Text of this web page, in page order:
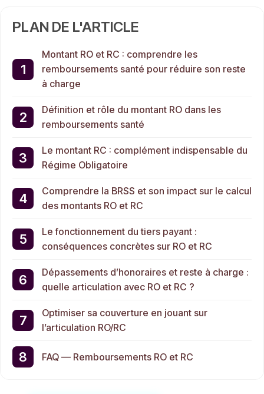
PLAN DE L'ARTICLE
Montant RO et RC : comprendre les
remboursements santé pour réduire son reste
à charge
Définition et rôle du montant RO dans les
remboursements santé
Le montant RC : complément indispensable du
Régime Obligatoire
Comprendre la BRSS et son impact sur le calcul
des montants RO et RC
Le fonctionnement du tiers payant :
conséquences concrètes sur RO et RC
Dépassements d’honoraires et reste à charge :
quelle articulation avec RO et RC ?
Optimiser sa couverture en jouant sur
l’articulation RO/RC
FAQ — Remboursements RO et RC